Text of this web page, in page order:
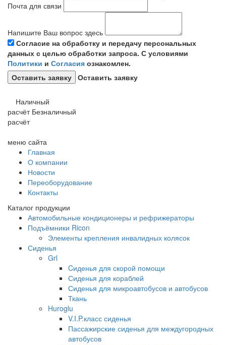
Почта для связи
Напишите Ваш вопрос здесь
Согласие на обработку и передачу персональных
данных с целью обработки запроса. С условиями
Политики и Согласия ознакомлен.
Оставить заявку
Наличный
расчёт Безналичный
расчёт
меню сайта
Главная
О компании
Новости
Переоборудование
Контакты
Каталог продукции
Автомобильные кондиционеры и рефрижераторы
Подъёмники Ricon
Элементы крепления инвалидных колясок
Сиденья
Grl
Cиденья для скорой помощи
Сиденья для кораблей
Сиденья для микроавтобусов и автобусов
Ткань
Huroglu
V.I.P.класс сиденья
Пассажирские сиденья для междугородных
автобусов